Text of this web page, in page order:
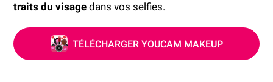
traits du visage dans vos selfies.
TÉLÉCHARGER YOUCAM MAKEUP